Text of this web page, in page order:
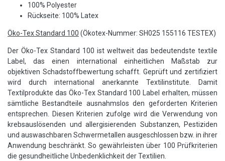
100% Polyester
Rückseite: 100% Latex
Öko-Tex Standard 100 (Ökotex-Nummer: SH025 155116 TESTEX)
Der Öko-Tex Standard 100 ist weltweit das bedeutendste textile
Label, das einen international einheitlichen Maßstab zur
objektiven Schadstoffbewertung schafft. Geprüft und zertifiziert
wird durch international anerkannte Textilinstitute. Damit
Textilprodukte das Öko-Tex Standard 100 Label erhalten, müssen
sämtliche Bestandteile ausnahmslos den geforderten Kriterien
entsprechen. Diesen Kriterien zufolge wird die Verwendung von
krebsauslösenden und allergisierenden Substanzen, Pestiziden
und auswaschbaren Schwermetallen ausgeschlossen bzw. in ihrer
Anwendung beschränkt. So gewährleisten über 100 Prüfkriterien
die gesundheitliche Unbedenklichkeit der Textilien.